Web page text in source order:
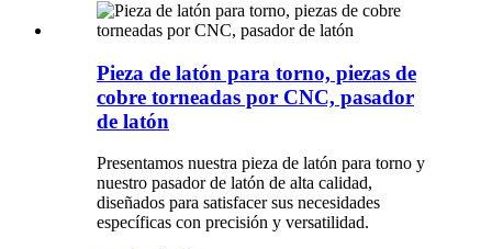
Pieza de latón para torno, piezas de
cobre torneadas por CNC, pasador
de latón
Presentamos nuestra pieza de latón para torno y
nuestro pasador de latón de alta calidad,
diseñados para satisfacer sus necesidades
específicas con precisión y versatilidad.